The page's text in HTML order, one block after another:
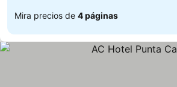
Mira precios de 4 páginas